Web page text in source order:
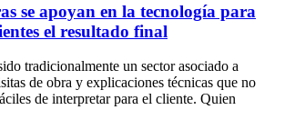
se apoyan en la tecnología para
el resultado final
tradicionalmente un sector asociado a
de obra y explicaciones técnicas que no
de interpretar para el cliente. Quien